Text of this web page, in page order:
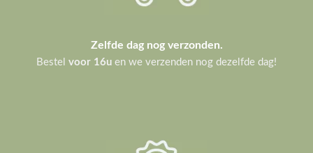
Zelfde dag nog verzonden.
Bestel voor 16u en we verzenden nog dezelfde dag!